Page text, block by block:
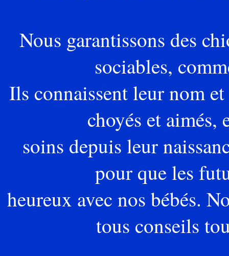
Nous garantissons des
sociables,
Ils connaissent leur nom
choyés et
soins depuis leur
pour que les
heureux avec nos bébés.
tous conseils